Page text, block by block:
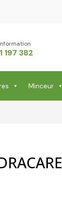
197 382
Minceur